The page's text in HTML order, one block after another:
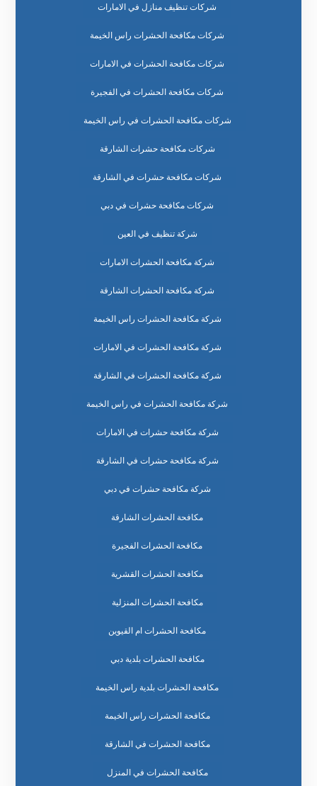
شركات تنظيف منازل في الامارات
شركات مكافحة الحشرات راس الخيمة
شركات مكافحة الحشرات في الامارات
شركات مكافحة الحشرات في الفجيرة
شركات مكافحة الحشرات في راس الخيمة
شركات مكافحة حشرات الشارقة
شركات مكافحة حشرات في الشارقة
شركات مكافحة حشرات في دبي
شركة تنظيف في العين
شركة مكافحة الحشرات الامارات
شركة مكافحة الحشرات الشارقة
شركة مكافحة الحشرات راس الخيمة
شركة مكافحة الحشرات في الامارات
شركة مكافحة الحشرات في الشارقة
شركة مكافحة الحشرات في راس الخيمة
شركة مكافحة حشرات في الامارات
شركة مكافحة حشرات في الشارقة
شركة مكافحة حشرات في دبي
مكافحة الحشرات الشارقة
مكافحة الحشرات الفجيرة
مكافحة الحشرات القشرية
مكافحة الحشرات المنزلية
مكافحة الحشرات ام القيوين
مكافحة الحشرات بلدية دبي
مكافحة الحشرات بلدية راس الخيمة
مكافحة الحشرات راس الخيمة
مكافحة الحشرات في الشارقة
مكافحة الحشرات في المنزل